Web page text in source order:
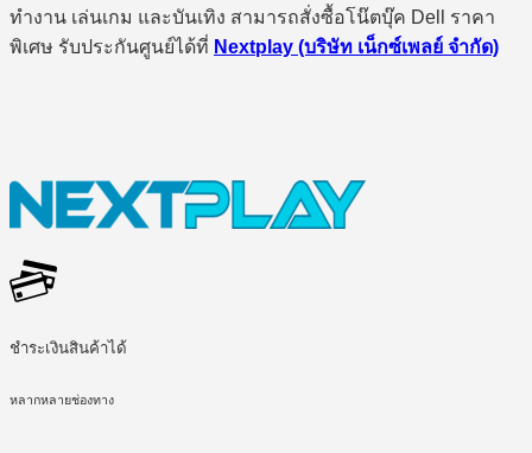
ทำงาน เล่นเกม และบันเทิง สามารถสั่งซื้อโน๊ตบุ๊ค Dell ราคา
พิเศษ รับประกันศูนย์ได้ที่ Nextplay (บริษัท เน็กซ์เพลย์ จำกัด)
ชำระเงินสินค้าได้
หลากหลายช่องทาง